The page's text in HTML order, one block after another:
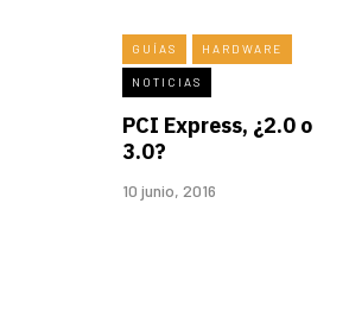
GUÍAS HARDWARE
NOTICIAS
PCI Express, ¿2.0 o
3.0?
10 junio, 2016